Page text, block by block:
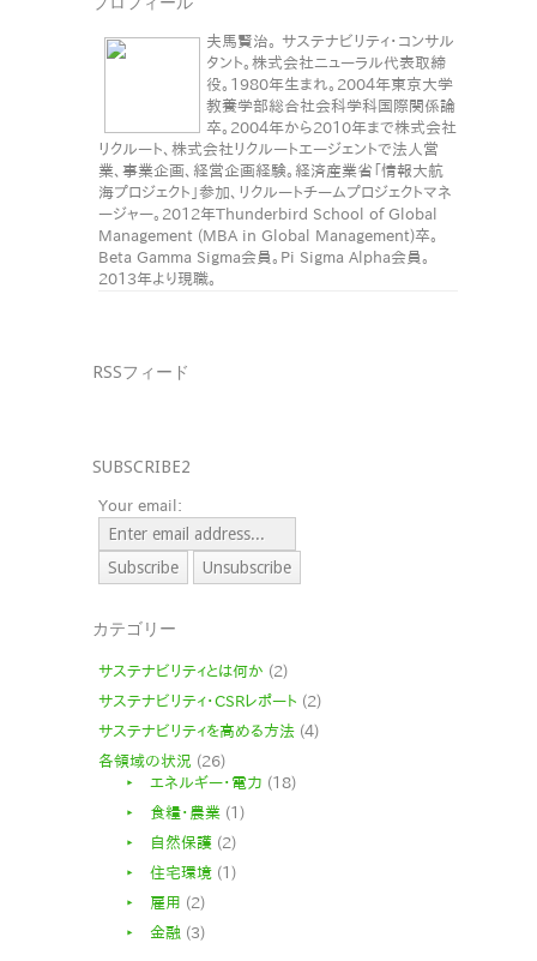
夫馬賢治。 サステナビリティ・コンサル
タント。株式会社ニューラル代表取締
役。1980年生まれ。2004年東京大学
教養学部総合社会科学科国際関係論
卒。2004年から2010年まで株式会社
リクルート、株式会社リクルートエージェントで法人営
業、事業企画、経営企画経験。経済産業省「情報大航
海プロジェクト」参加、リクルートチームプロジェクトマネ
ージャー。2012年Thunderbird School of Global
Management (MBA in Global Management)卒。
Beta Gamma Sigma会員。Pi Sigma Alpha会員。
2013年より現職。
RSSフィード
SUBSCRIBE2
Your email:
カテゴリー
サステナビリティとは何か (2)
サステナビリティ・CSRレポート (2)
サステナビリティを高める方法(4)
各領域の状況 (26)
‣ エネルギー・電力 (18)
‣ 食糧・農業(1)
‣ 自然保護(2)
‣ 住宅環境(1)
‣ 雇用 (2)
‣ 金融 (3)